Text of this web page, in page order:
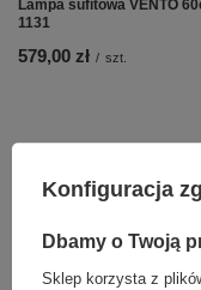
Lampa sufitowa VENTO
1131
579,00 zł / szt.
Konfiguracja
Dbamy o Twoją
Sklep korzysta z